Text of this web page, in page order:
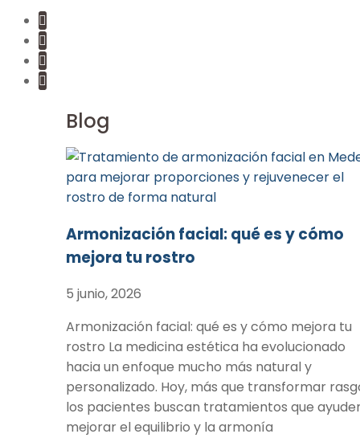
Blog
Armonización facial: qué es y cómo
mejora tu rostro
5 junio, 2026
Armonización facial: qué es y cómo mejora tu
rostro La medicina estética ha evolucionado
hacia un enfoque mucho más natural y
personalizado. Hoy, más que transformar
los pacientes buscan tratamientos que
mejorar el equilibrio y la armonía